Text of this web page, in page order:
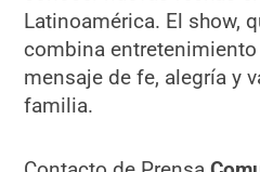
Latinoamérica. El show,
combina
mensaje de fe, alegría y
familia.